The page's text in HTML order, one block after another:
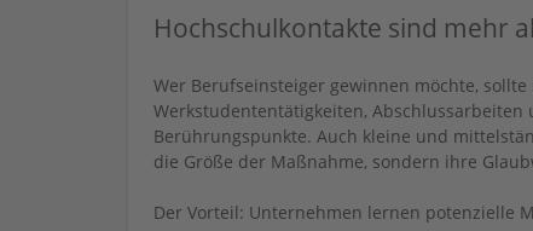
Hochschulkontakte sind mehr
Wer Berufseinsteiger gewinnen möchte,
Werkstudententätigkeiten,
Berührungspunkte. Auch kleine und
die Größe der Maßnahme, sondern ihre
Der Vorteil: Unternehmen lernen potenzielle